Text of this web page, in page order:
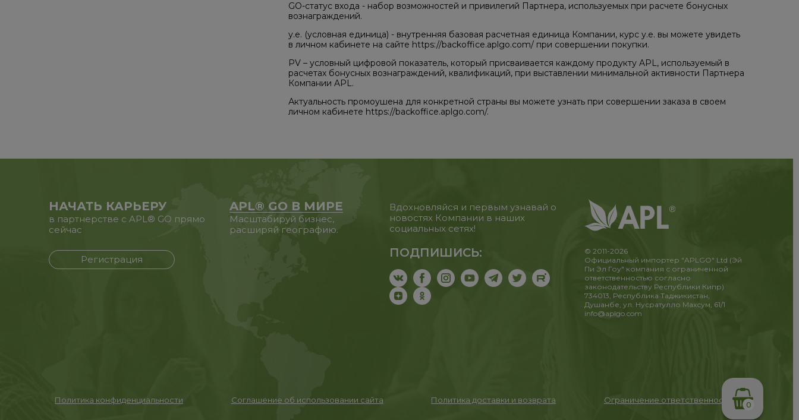
GO-статус входа - набор возможностей и привилегий Партнера, используемых при расчете бонусных
вознаграждений.
у.е. (условная единица) - внутренняя базовая расчетная единица Компании, курс у.е. вы можете увидеть
в личном кабинете на сайте https://backoffice.aplgo.com/ при совершении покупки.
PV – условный цифровой показатель, который присваивается каждому продукту APL, используемый в
расчетах бонусных вознаграждений, квалификаций, при выставлении минимальной активности Партнера
Компании APL.
Актуальность промоушена для конкретной страны вы можете узнать при совершении заказа в своем
личном кабинете https://backoffice.aplgo.com/.
НАЧАТЬ КАРЬЕРУ
в партнерстве с APL® GO прямо
сейчас
Регистрация
APL® GO В МИРЕ
Масштабируй бизнес,
расширяй географию.
Вдохновляйся и первым узнавай о
новостях Компании в наших
социальных сетях!
ПОДПИШИСЬ:
© 2011-2026
Официальный импортер "APLGO" Ltd (Эй
Пи Эл Гоу" компания с ограниченной
ответственностью согласно
законодательству Республики Кипр)
734013, Республика Таджикистан,
Душанбе, ул. Нусратулло Махсум, 61/1
info@aplgo.com
Политика конфиденциальности Соглашение об использовании сайта Политика доставки и возврата Ограничение ответственности 0